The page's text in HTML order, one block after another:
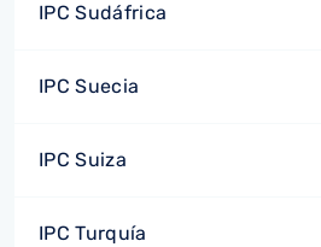
IPC Sudáfrica
IPC Suecia
IPC Suiza
IPC Turquía